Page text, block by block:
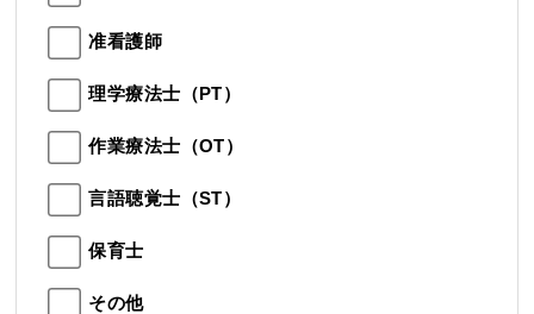
准看護師
理学療法士（PT）
作業療法士（OT）
言語聴覚士（ST）
保育士
その他